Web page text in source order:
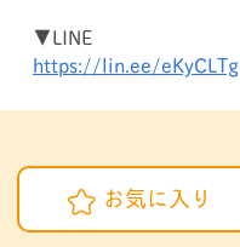
▼LINE
https://lin.ee/eKyCLTg
お気に入り